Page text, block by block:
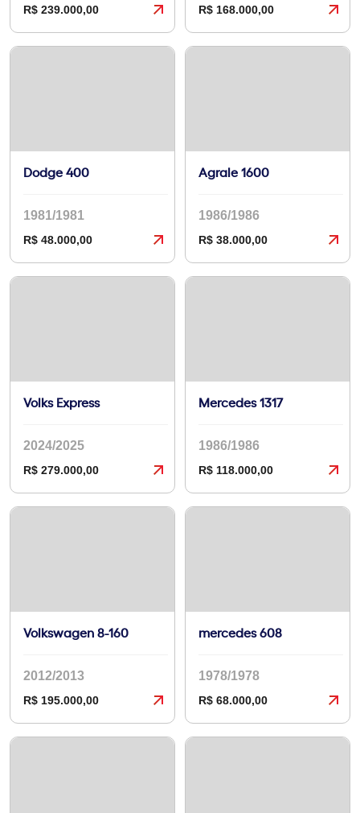
R$ 239.000,00 R$ 168.000,00
Dodge 400
1981/1981
R$ 48.000,00
Agrale 1600
1986/1986
R$ 38.000,00
Volks Express
2024/2025
R$ 279.000,00
Mercedes 1317
1986/1986
R$ 118.000,00
Volkswagen 8-160
2012/2013
R$ 195.000,00
mercedes 608
1978/1978
R$ 68.000,00